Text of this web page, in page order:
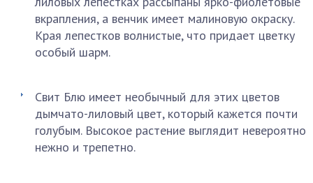
вкрапления, а венчик имеет малиновую окраску.
Края лепестков волнистые, что придает цветку
особый шарм.
Свит Блю имеет необычный для этих цветов
дымчато-лиловый цвет, который кажется почти
голубым. Высокое растение выглядит невероятно
нежно и трепетно.